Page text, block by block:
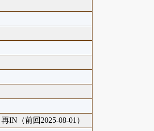
再IN（前回2025-08-01）